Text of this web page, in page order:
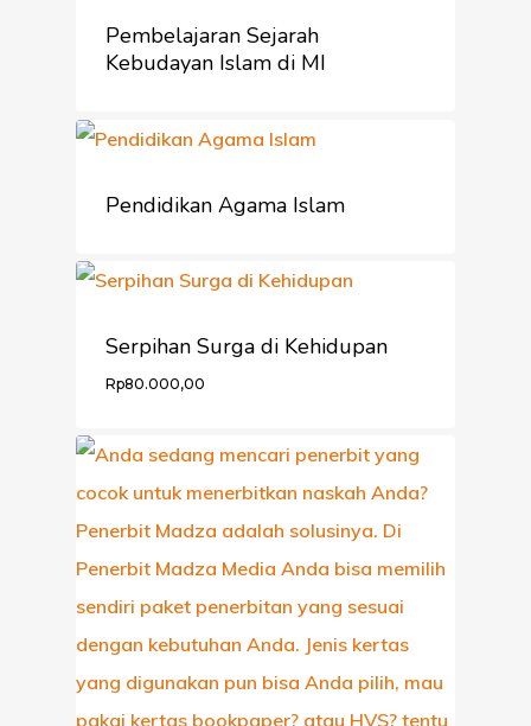
Pembelajaran Sejarah
Kebudayan Islam di MI
Pendidikan Agama Islam
Serpihan Surga di Kehidupan
Rp80.000,00